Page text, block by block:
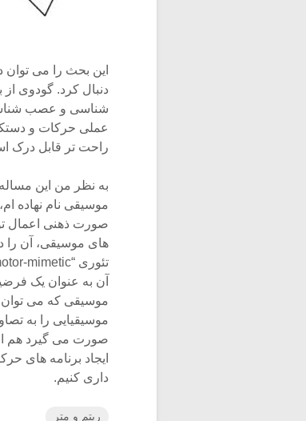
دنبال کرد. گودوی از
شناسی و عصب
عملی حرکات و
راحت تر قابل درک
موسیقی نام نهاده
صورت ذهنی اعمال
های موسیقی، آن را
آن به عنوان یک
موسیقیایی را به
صورت می گیرد هم از
ایجاد برنامه های
داری کنیم.
ریتم و متر